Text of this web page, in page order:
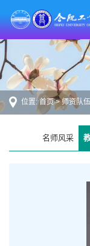
位置:首页>师资队伍
名师风采